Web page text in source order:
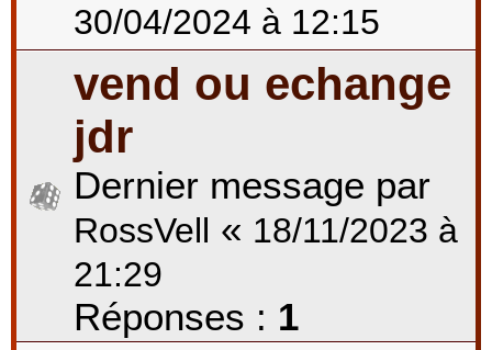
30/04/2024 à 12:15
vend ou echange
jdr
Dernier message par
RossVell « 18/11/2023 à
21:29
Réponses : 1